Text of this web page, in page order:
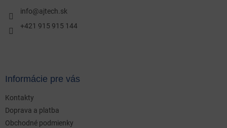
info@ajtech.sk
+421 915 915 144
Informácie pre vás
Kontakty
Doprava a platba
Obchodné podmienky